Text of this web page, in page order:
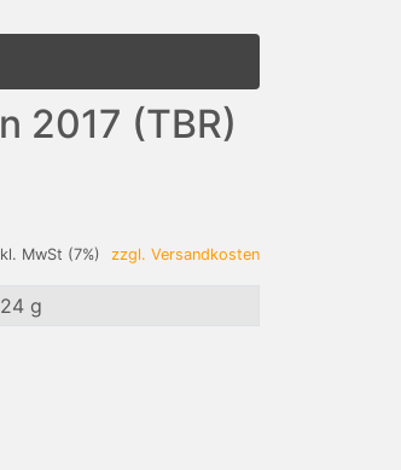
2017 (TBR)
MwSt (7%) zzgl. Versandkosten
g